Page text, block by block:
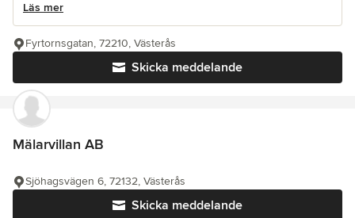
Läs mer
Skicka meddelande
Fyrtornsgatan, 72210, Västerås
Mälarvillan AB
Skicka meddelande
Sjöhagsvägen 6, 72132, Västerås